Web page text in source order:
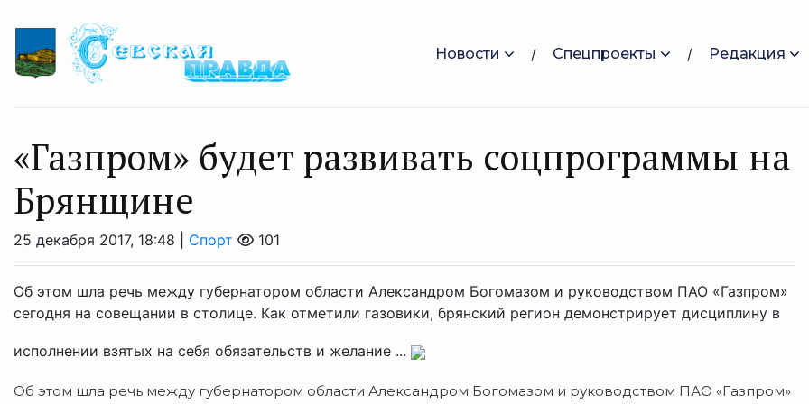
Новости Спецпроекты Редакция
«Газпром» будет развивать соцпрограммы на
Брянщине
25 декабря 2017, 18:48 | Спорт 101
Об этом шла речь между губернатором области Александром Богомазом и руководством ПАО «Газпром»
сегодня на совещании в столице. Как отметили газовики, брянский регион демонстрирует дисциплину в
исполнении взятых на себя обязательств и желание ...
Об этом шла речь между губернатором области Александром Богомазом и руководством ПАО «Газпром»